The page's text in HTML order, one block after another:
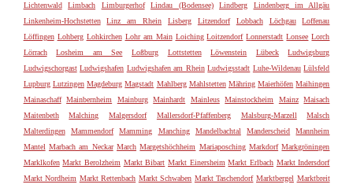
Lichtenwald
Limbach Limburgerhof Lindau (Bodensee) Lindberg
Lindenberg im Allgäu
Linkenheim-Hochstetten
Linz am Rhein Lisberg Litzendorf Lobbach Löchgau
Loffenau
Löffingen Lohberg Lohkirchen Lohr am Main Loiching Loitzendorf Lonnerstadt Lonsee Lorch
Lörrach
Losheim am See Loßburg Lottstetten Löwenstein Lübeck
Ludwigsburg
Ludwigschorgast Ludwigshafen Ludwigshafen am Rhein Ludwigsstadt Luhe-Wildenau Lülsfeld
Lupburg Lutzingen Magdeburg Magstadt Mahlberg Mahlstetten Mähring Maierhöfen Maihingen
Mainaschaff Mainbernheim Mainburg Mainhardt Mainleus Mainstockheim Mainz Maisach
Maitenbeth
Malching Malgersdorf Mallersdorf-Pfaffenberg Malsburg-Marzell
Malsch
Malterdingen
Mammendorf Mamming Manching Mandelbachtal Manderscheid
Mannheim
Mantel Marbach am Neckar March Margetshöchheim Mariaposching Markdorf Markgröningen
Marklkofen Markt Berolzheim Markt Bibart Markt Einersheim Markt Erlbach Markt Indersdorf
Markt Nordheim Markt Rettenbach Markt Schwaben Markt Taschendorf Marktbergel Marktbreit